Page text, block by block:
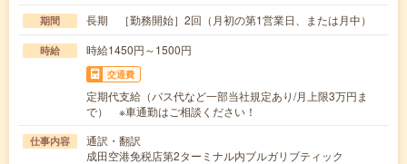
期間 長期 ［勤務開始］2回（月初の第1営業日、または月中）
時給 時給1450円～1500円
交通費
定期代支給（バス代など一部当社規定あり/月上限3万円ま
で） ※車通勤はご相談ください！
仕事内容
通訳・翻訳
成田空港免税店第2ターミナル内ブルガリブティック